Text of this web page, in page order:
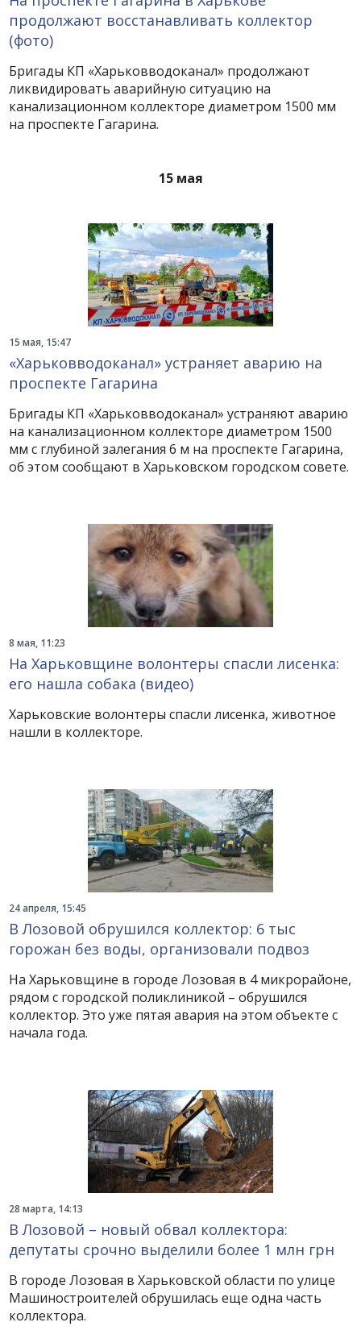
продолжают восстанавливать коллектор
(фото)
Бригады КП «Харьковводоканал» продолжают
ликвидировать аварийную ситуацию на
канализационном коллекторе диаметром 1500 мм
на проспекте Гагарина.
15 мая
15 мая, 15:47
«Харьковводоканал» устраняет аварию на
проспекте Гагарина
Бригады КП «Харьковводоканал» устраняют аварию
на канализационном коллекторе диаметром 1500
мм с глубиной залегания 6 м на проспекте Гагарина,
об этом сообщают в Харьковском городском совете.
8 мая, 11:23
На Харьковщине волонтеры спасли лисенка:
его нашла собака (видео)
Харьковские волонтеры спасли лисенка, животное
нашли в коллекторе.
24 апреля, 15:45
В Лозовой обрушился коллектор: 6 тыс
горожан без воды, организовали подвоз
На Харьковщине в городе Лозовая в 4 микрорайоне,
рядом с городской поликлиникой – обрушился
коллектор. Это уже пятая авария на этом объекте с
начала года.
28 марта, 14:13
В Лозовой – новый обвал коллектора:
депутаты срочно выделили более 1 млн грн
В городе Лозовая в Харьковской области по улице
Машиностроителей обрушилась еще одна часть
коллектора.